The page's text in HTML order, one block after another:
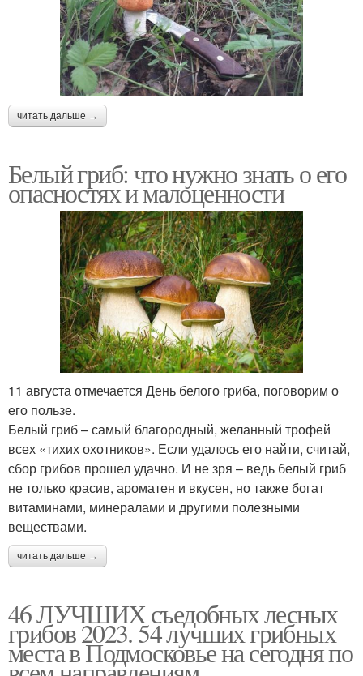
читать дальше →
Белый гриб: что нужно знать о его
опасностях и малоценности
11 августа отмечается День белого гриба, поговорим о
его пользе.
Белый гриб – самый благородный, желанный трофей
всех «тихих охотников». Если удалось его найти, считай,
сбор грибов прошел удачно. И не зря – ведь белый гриб
не только красив, ароматен и вкусен, но также богат
витаминами, минералами и другими полезными
веществами.
читать дальше →
46 ЛУЧШИХ съедобных лесных
грибов 2023. 54 лучших грибных
места в Подмосковье на сегодня по